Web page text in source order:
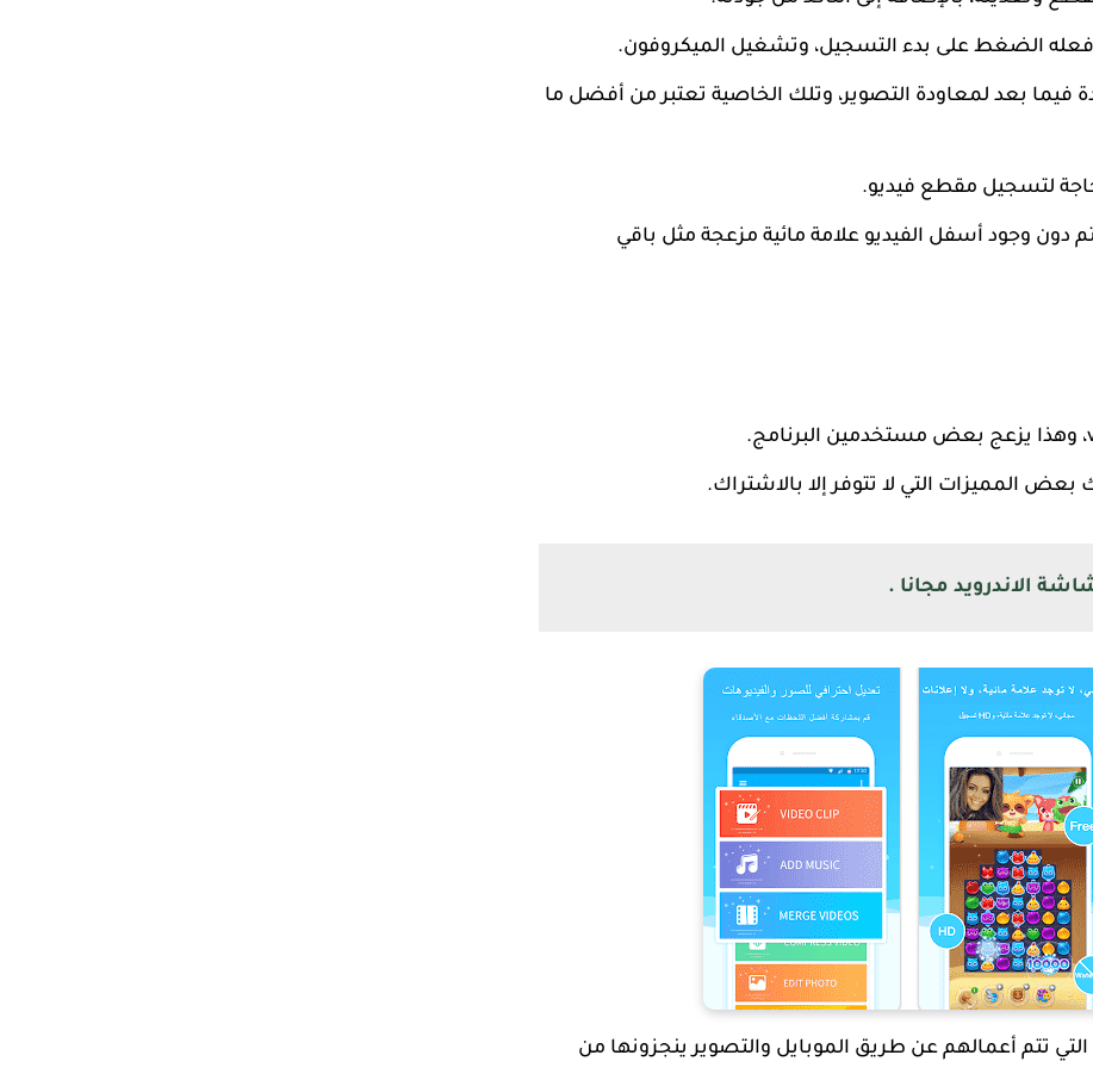
الضغط على بدء التسجيل، وتشغيل الميكروفون.
فيما بعد لمعاودة التصوير، وتلك الخاصية تعتبر من أفضل ما
لتسجيل مقطع فيديو.
دون وجود أسفل الفيديو علامة مائية مزعجة مثل باقي
بعض المميزات التي لا تتوفر إلا بالاشتراك.
الاندرويد مجانا .
تتم أعمالهم عن طريق الموبايل والتصوير ينجزونها من